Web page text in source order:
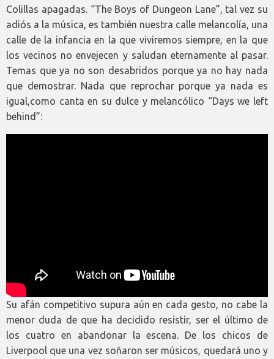
Colillas apagadas. “The Boys of Dungeon Lane”, tal vez su
adiós a la música, es también nuestra calle melancolía, una
calle de la infancia en la que viviremos siempre, en la que
los vecinos no envejecen y saludan eternamente al pasar.
Temas que ya no son desabridos porque ya no hay nada
que demostrar. Nada que reprochar porque ya nada es
igual,como canta en su dulce y melancólico “Days we left
behind”:
Su afán competitivo supura aún en cada gesto, no cabe la
menor duda de que ha decidido resistir, ser el último de
los cuatro en abandonar la escena. De los chicos de
Liverpool que una vez soñaron ser músicos, quedará uno y